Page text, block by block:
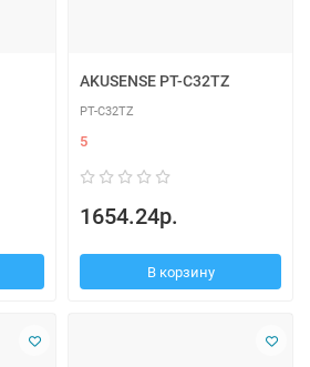
AKUSENSE PT-C32TZ
PT-C32TZ
5
1654.24р.
В корзину